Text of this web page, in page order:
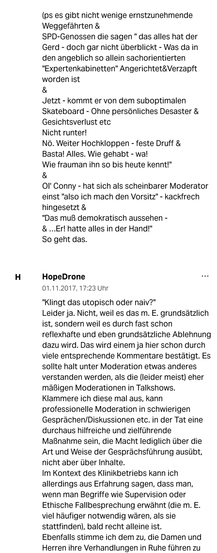
(ps es gibt nicht wenige ernstzunehmende
Weggefährten &
SPD-Genossen die sagen " das alles hat der
Gerd - doch gar nicht überblickt - Was da in
den angeblich so allein sachorientierten
"Expertenkabinetten" Angerichtet&Verzapft
worden ist
&
Jetzt - kommt er von dem suboptimalen
Skateboard - Ohne persönliches Desaster &
Gesichtsverlust etc
Nicht runter!
Nö. Weiter Hochkloppen - feste Druff &
Basta! Alles. Wie gehabt - wa!
Wie frauman ihn so bis heute kennt!"
&
Ol' Conny - hat sich als scheinbarer Moderator
einst "also ich mach den Vorsitz" - kackfrech
hingesetzt &
"Das muß demokratisch aussehen -
& …Er! hatte alles in der Hand!"
So geht das.
H HopeDrone
01.11.2017, 17:23 Uhr
"Klingt das utopisch oder naiv?"
Leider ja. Nicht, weil es das m. E. grundsätzlich
ist, sondern weil es durch fast schon
reflexhafte und eben grundsätzliche Ablehnung
dazu wird. Das wird einem ja hier schon durch
viele entsprechende Kommentare bestätigt. Es
sollte halt unter Moderation etwas anderes
verstanden werden, als die (leider meist) eher
mäßigen Moderationen in Talkshows.
Klammere ich diese mal aus, kann
professionelle Moderation in schwierigen
Gesprächen/Diskussionen etc. in der Tat eine
durchaus hilfreiche und zielführende
Maßnahme sein, die Macht lediglich über die
Art und Weise der Gesprächsführung ausübt,
nicht aber über Inhalte.
Im Kontext des Klinikbetriebs kann ich
allerdings aus Erfahrung sagen, dass man,
wenn man Begriffe wie Supervision oder
Ethische Fallbesprechung erwähnt (die m. E.
viel häufiger notwendig wären, als sie
stattfinden), bald recht alleine ist.
Ebenfalls stimme ich dem zu, die Damen und
Herren ihre Verhandlungen in Ruhe führen zu